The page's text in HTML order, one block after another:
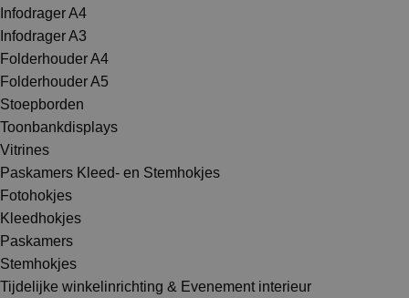
Infodrager A4
Infodrager A3
Folderhouder A4
Folderhouder A5
Stoepborden
Toonbankdisplays
Vitrines
Paskamers Kleed- en Stemhokjes
Fotohokjes
Kleedhokjes
Paskamers
Stemhokjes
Tijdelijke winkelinrichting & Evenement interieur